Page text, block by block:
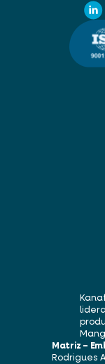
Matriz –
Rodrigues